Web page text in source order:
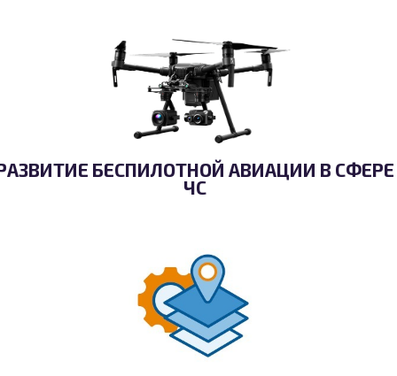
БЕСПИЛОТНОЙ АВИАЦИИ В СФЕРЕ
ЧС